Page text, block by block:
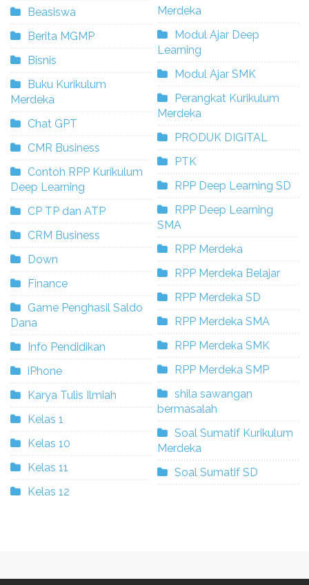
Beasiswa
Berita MGMP
Bisnis
Buku Kurikulum
Merdeka
Chat GPT
CMR Business
Contoh RPP Kurikulum
Deep Learning
CP TP dan ATP
CRM Business
Down
Finance
Game Penghasil Saldo
Dana
Info Pendidikan
iPhone
Karya Tulis Ilmiah
Kelas 1
Kelas 10
Kelas 11
Kelas 12
Merdeka
Modul Ajar Deep
Learning
Modul Ajar SMK
Perangkat Kurikulum
Merdeka
PRODUK DIGITAL
PTK
RPP Deep Learning SD
RPP Deep Learning
SMA
RPP Merdeka
RPP Merdeka Belajar
RPP Merdeka SD
RPP Merdeka SMA
RPP Merdeka SMK
RPP Merdeka SMP
shila sawangan
bermasalah
Soal Sumatif Kurikulum
Merdeka
Soal Sumatif SD